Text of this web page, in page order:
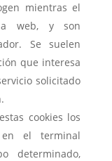
mientras el
web, y son
Se suelen
que interesa
solicitado
cookies los
en el terminal
determinado,